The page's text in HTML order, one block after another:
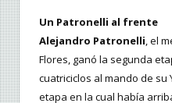
Un Patronelli al frente
Alejandro Patronelli, el
Flores, ganó la segunda
cuatriciclos al mando de su
etapa en la cual había